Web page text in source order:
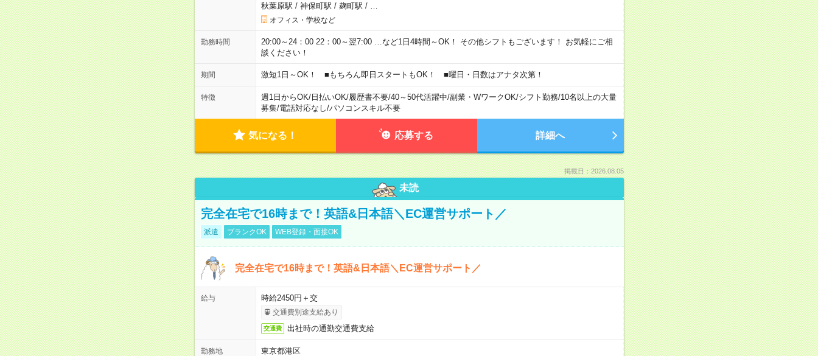
秋葉原駅 / 神保町駅 / 麹町駅 /
オフィス・学校など
勤務時間
20:00～24：00 22：00～翌7:00 …など1日4時間～OK！ その他シフトもございます！ お気軽にご相
談ください！
期間 激短1日～OK！ ■もちろん即日スタートもOK！ ■曜日・日数はアナタ次第！
特徴 週1日からOK/日払いOK/履歴書不要/40～50代活躍中/副業・WワークOK/シフト勤務/10名以上の大量
募集/電話対応なし/パソコンスキル不要
気になる！ 応募する 詳細へ
掲載日：2026.08.05
未読
完全在宅で16時まで！英語&日本語＼EC運営サポート／
派遣 ブランクOK WEB登録・面接OK
完全在宅で16時まで！英語&日本語＼EC運営サポート／
給与 時給2450円＋交
交通費別途支給あり
交通費 出社時の通勤交通費支給
勤務地 東京都港区